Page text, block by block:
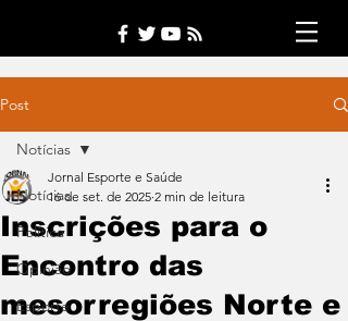
Post
Notícias
Política
Opinião
Esporte
Notícias
Inscrições para o
Encontro das
mesorregiões Norte e
Jornal Esporte e Saúde
16 de set. de 2025 2 min de leitura